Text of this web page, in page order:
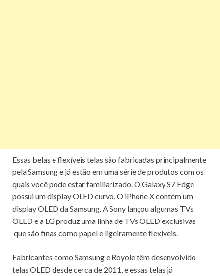
Essas belas e flexíveis telas são fabricadas principalmente
pela Samsung e já estão em uma série de produtos com os
quais você pode estar familiarizado. O Galaxy S7 Edge
possui um display OLED curvo. O iPhone Xcontém um
display OLED da Samsung. A Sony lançou algumas TVs
OLED e a LG produz uma linha de TVs OLED exclusivas
que são finas como papel e ligeiramente flexíveis.
Fabricantes como Samsung e Royole têm desenvolvido
telas OLED desde cerca de 2011, e essas telas já